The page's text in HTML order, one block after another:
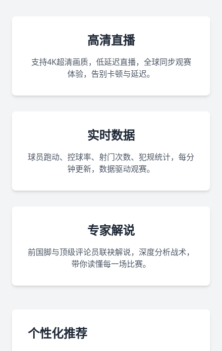
高清直播
支持4K超清画质，低延迟直播，全球同步观赛
体验，告别卡顿与延迟。
实时数据
球员跑动、控球率、射门次数、犯规统计，每分
钟更新，数据驱动观赛。
专家解说
前国脚与顶级评论员联袂解说，深度分析战术，
带你读懂每一场比赛。
个性化推荐